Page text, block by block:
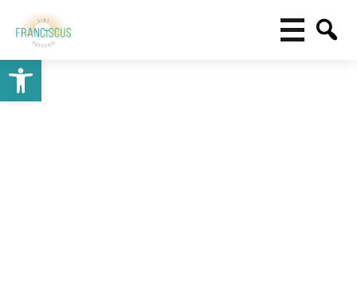
Toolbar openen